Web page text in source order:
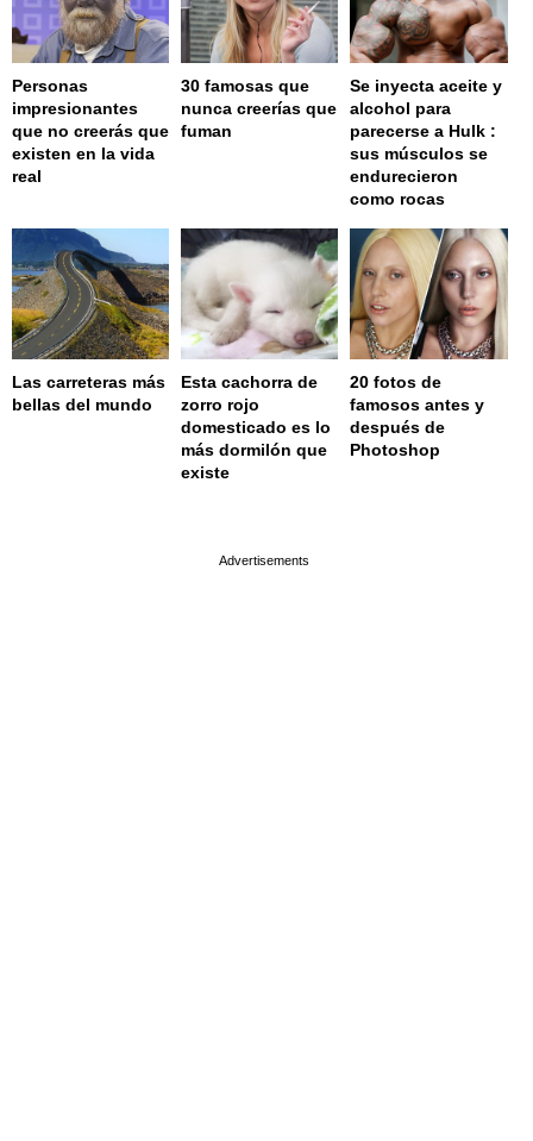
Personas
impresionantes
que no creerás que
existen en la vida
real
30 famosas que
nunca creerías que
fuman
Se inyecta aceite y
alcohol para
parecerse a Hulk :
sus músculos se
endurecieron
como rocas
Las carreteras más
bellas del mundo
Esta cachorra de
zorro rojo
domesticado es lo
más dormilón que
existe
20 fotos de
famosos antes y
después de
Photoshop